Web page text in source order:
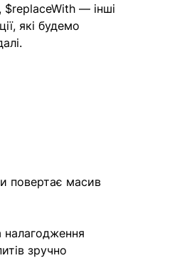
$replaceWith — інші
які будемо
повертає масив
зручно